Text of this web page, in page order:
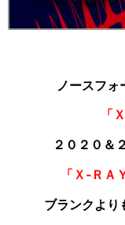
ノースフ
「
２０２０＆
「Ｘ‐ＲＡ
ブランクより